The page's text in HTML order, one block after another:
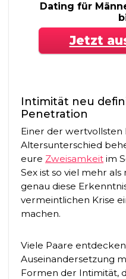
Dating für
Jetzt
Intimität neu
Penetration
Einer der wertvollsten
Altersunterschied
eure Zweisamkeit im
Sex ist so viel mehr
genau diese
vermeintlichen Krise
machen.
Viele Paare
Auseinandersetzung
Formen der Intimität,